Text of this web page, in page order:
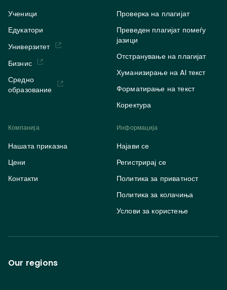
Ученици
Едукатори
Универзитет
Бизнис
Средно
образование
Проверка на плагијат
Преведен плагијат помеѓу
јазици
Отстранување на плагијат
Хуманизирање на AI текст
Форматирање на текст
Коректура
Компанија
Нашата приказна
Цени
Контакти
Информација
Најави се
Регистрирај се
Политика за приватност
Политика за колачиња
Услови за користење
Our regions